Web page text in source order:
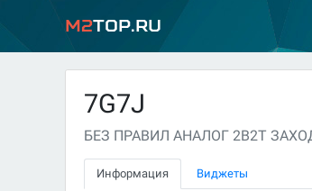
M2Top.ru
7G7J
БЕЗ ПРАВИЛ АНАЛОГ 2B2T
Информация Виджеты